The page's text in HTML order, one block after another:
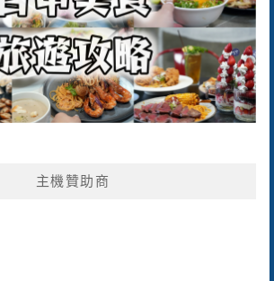
主機贊助商